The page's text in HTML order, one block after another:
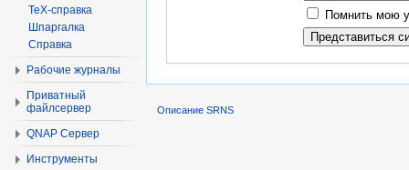
Помнить мою
TeX-справка
Шпаргалка
Справка
Рабочие журналы
Приватный
файлсервер
QNAP Сервер
Инструменты
Описание SRNS